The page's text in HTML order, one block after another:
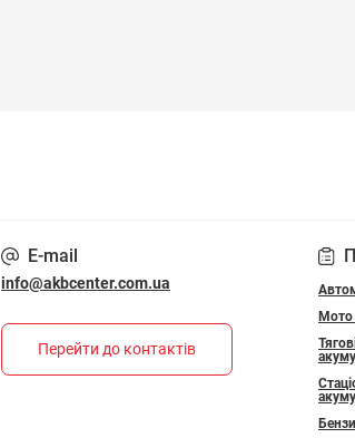
E-mail
info@akbcenter.com.ua
Перейти до контактів
Мото